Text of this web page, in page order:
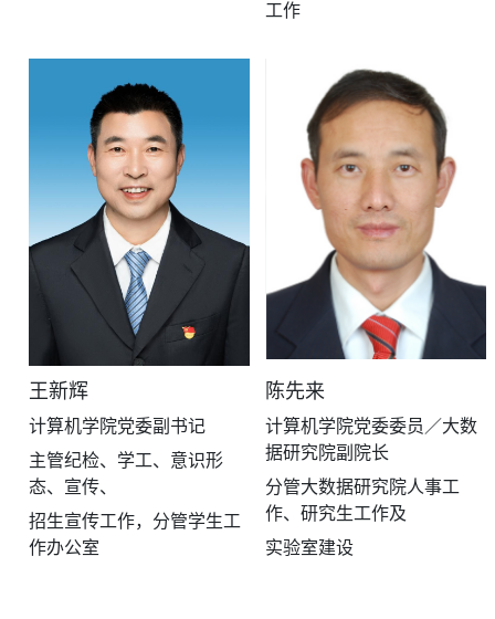
工作
王新辉
计算机学院党委副书记
主管纪检、学工、意识形
态、宣传、
招生宣传工作，分管学生工
作办公室
陈先来
计算机学院党委委员／大数
据研究院副院长
分管大数据研究院人事工
作、研究生工作及
实验室建设